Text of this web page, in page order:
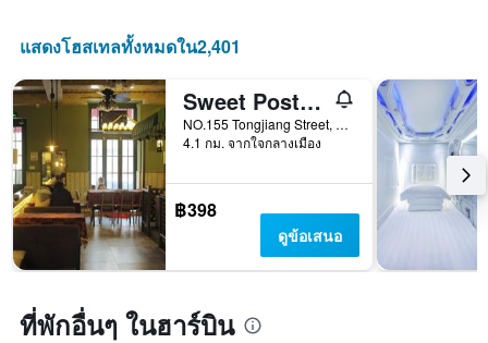
แสดงโฮสเทลทั้งหมดใน2,401
Sweet Postoffice Youth Hostel
NO.155 Tongjiang Street, ฮาร์บิน, จีน
4.1 กม. จากใจกลางเมือง
฿398
ดูข้อเสนอ
ที่พักอื่นๆ ในฮาร์บิน